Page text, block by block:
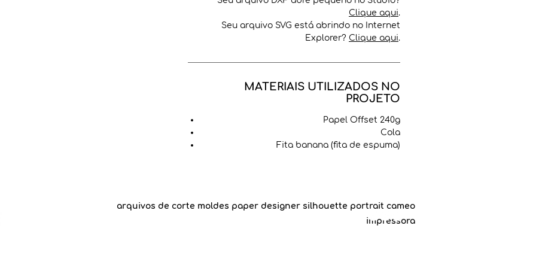
Clique aqui.
Seu arquivo SVG está abrindo no Internet
Explorer? Clique aqui.
MATERIAIS UTILIZADOS NO
PROJETO
Papel Offset 240g
Cola
Fita banana (fita de espuma)
arquivos de corte moldes paper designer silhouette portrait cameo
impressora